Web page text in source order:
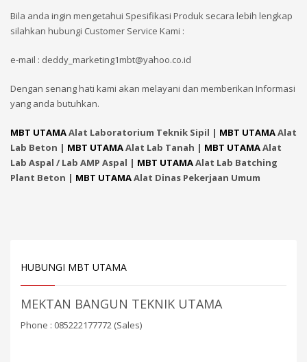
Bila anda ingin mengetahui Spesifikasi Produk secara lebih lengkap
silahkan hubungi Customer Service Kami :
e-mail : deddy_marketing1mbt@yahoo.co.id
Dengan senang hati kami akan melayani dan memberikan Informasi
yang anda butuhkan.
MBT UTAMAAlat Laboratorium Teknik Sipil | MBT UTAMAAlat
Lab Beton | MBT UTAMAAlat Lab Tanah | MBT UTAMAAlat
Lab Aspal / Lab AMP Aspal | MBT UTAMAAlat Lab Batching
Plant Beton | MBT UTAMAAlat Dinas Pekerjaan Umum
HUBUNGI MBT UTAMA
MEKTAN BANGUN TEKNIK UTAMA
Phone : 085222177772 (Sales)